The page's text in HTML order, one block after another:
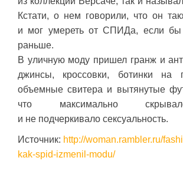
Кстати, о нем говорили, что он
и мог умереть от СПИДа, если бы
раньше.
В уличную моду пришел гранж и
джинсы, кроссовки, ботинки на
объемные свитера и вытянутые
что максимально
и не подчеркивало сексуальность.
Источник: http://woman.rambler.ru/
kak-spid-izmenil-modu/